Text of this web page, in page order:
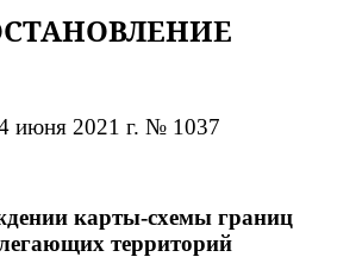
июня 2021 г. № 1037
карты-схемы границ
территорий